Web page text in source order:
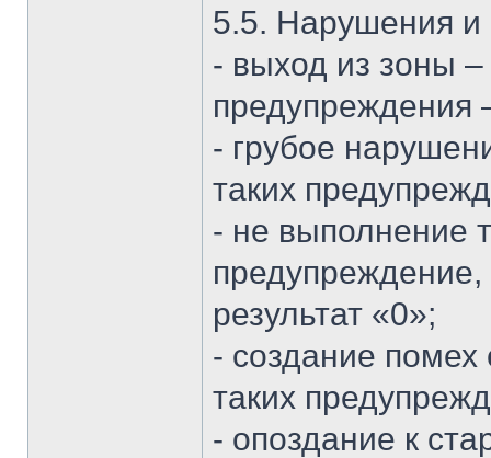
5.5. Нарушения и
- выход из зоны
предупреждения
- грубое
таких
- не выполнение
результат «0»;
- создание помех
таких
- опоздание к